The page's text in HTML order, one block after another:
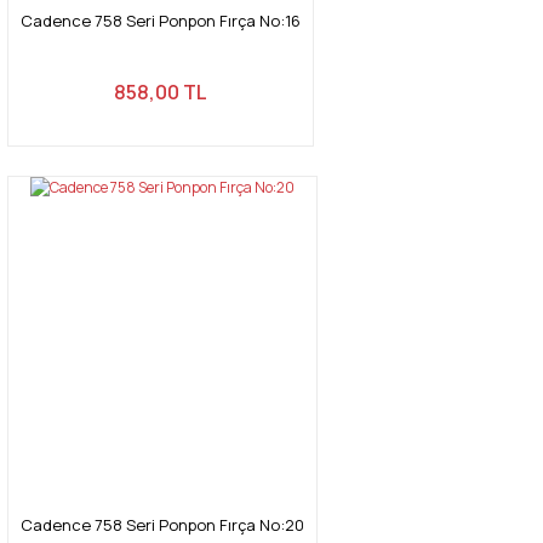
Cadence 758 Seri Ponpon Fırça No:16
858,00 TL
Cadence 758 Seri Ponpon Fırça No:20